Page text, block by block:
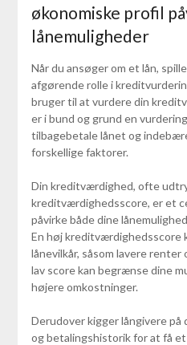
økonomiske profil
lånemuligheder
Når du ansøger om et lån,
afgørende rolle i
bruger til at vurdere din
er i bund og grund en
tilbagebetale lånet og
forskellige faktorer.
Din kreditværdighed, ofte
kreditværdighedsscore, er et
påvirke både dine
En høj kreditværdighedsscore
lånevilkår, såsom lavere
lav score kan begrænse dine
højere omkostninger.
Derudover kigger långivere
og betalingshistorik for at få